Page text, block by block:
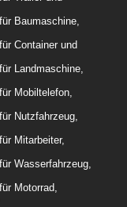
Baumaschine,
Container und
Landmaschine,
Mobiltelefon,
Nutzfahrzeug,
Mitarbeiter,
Wasserfahrzeug,
Motorrad,